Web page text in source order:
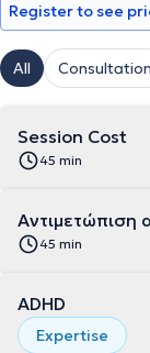
Register to see
All Consultation
Session Cost
45 min
Αντιμετώπιση
45 min
ADHD
Expertise